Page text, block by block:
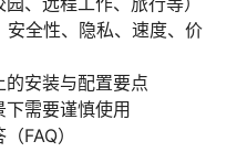
全性、隐私、速度、价
安装与配置要点
需要谨慎使用
FAQ）